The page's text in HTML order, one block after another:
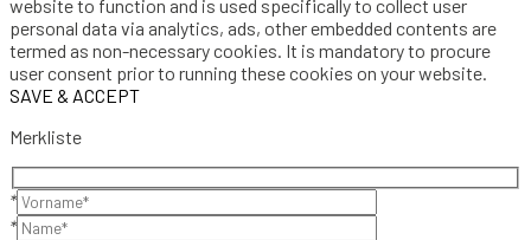
website to function and is used specifically to collect user
personal data via analytics, ads, other embedded contents are
termed as non-necessary cookies. It is mandatory to procure
user consent prior to running these cookies on your website.
SAVE & ACCEPT
Merkliste
*
*